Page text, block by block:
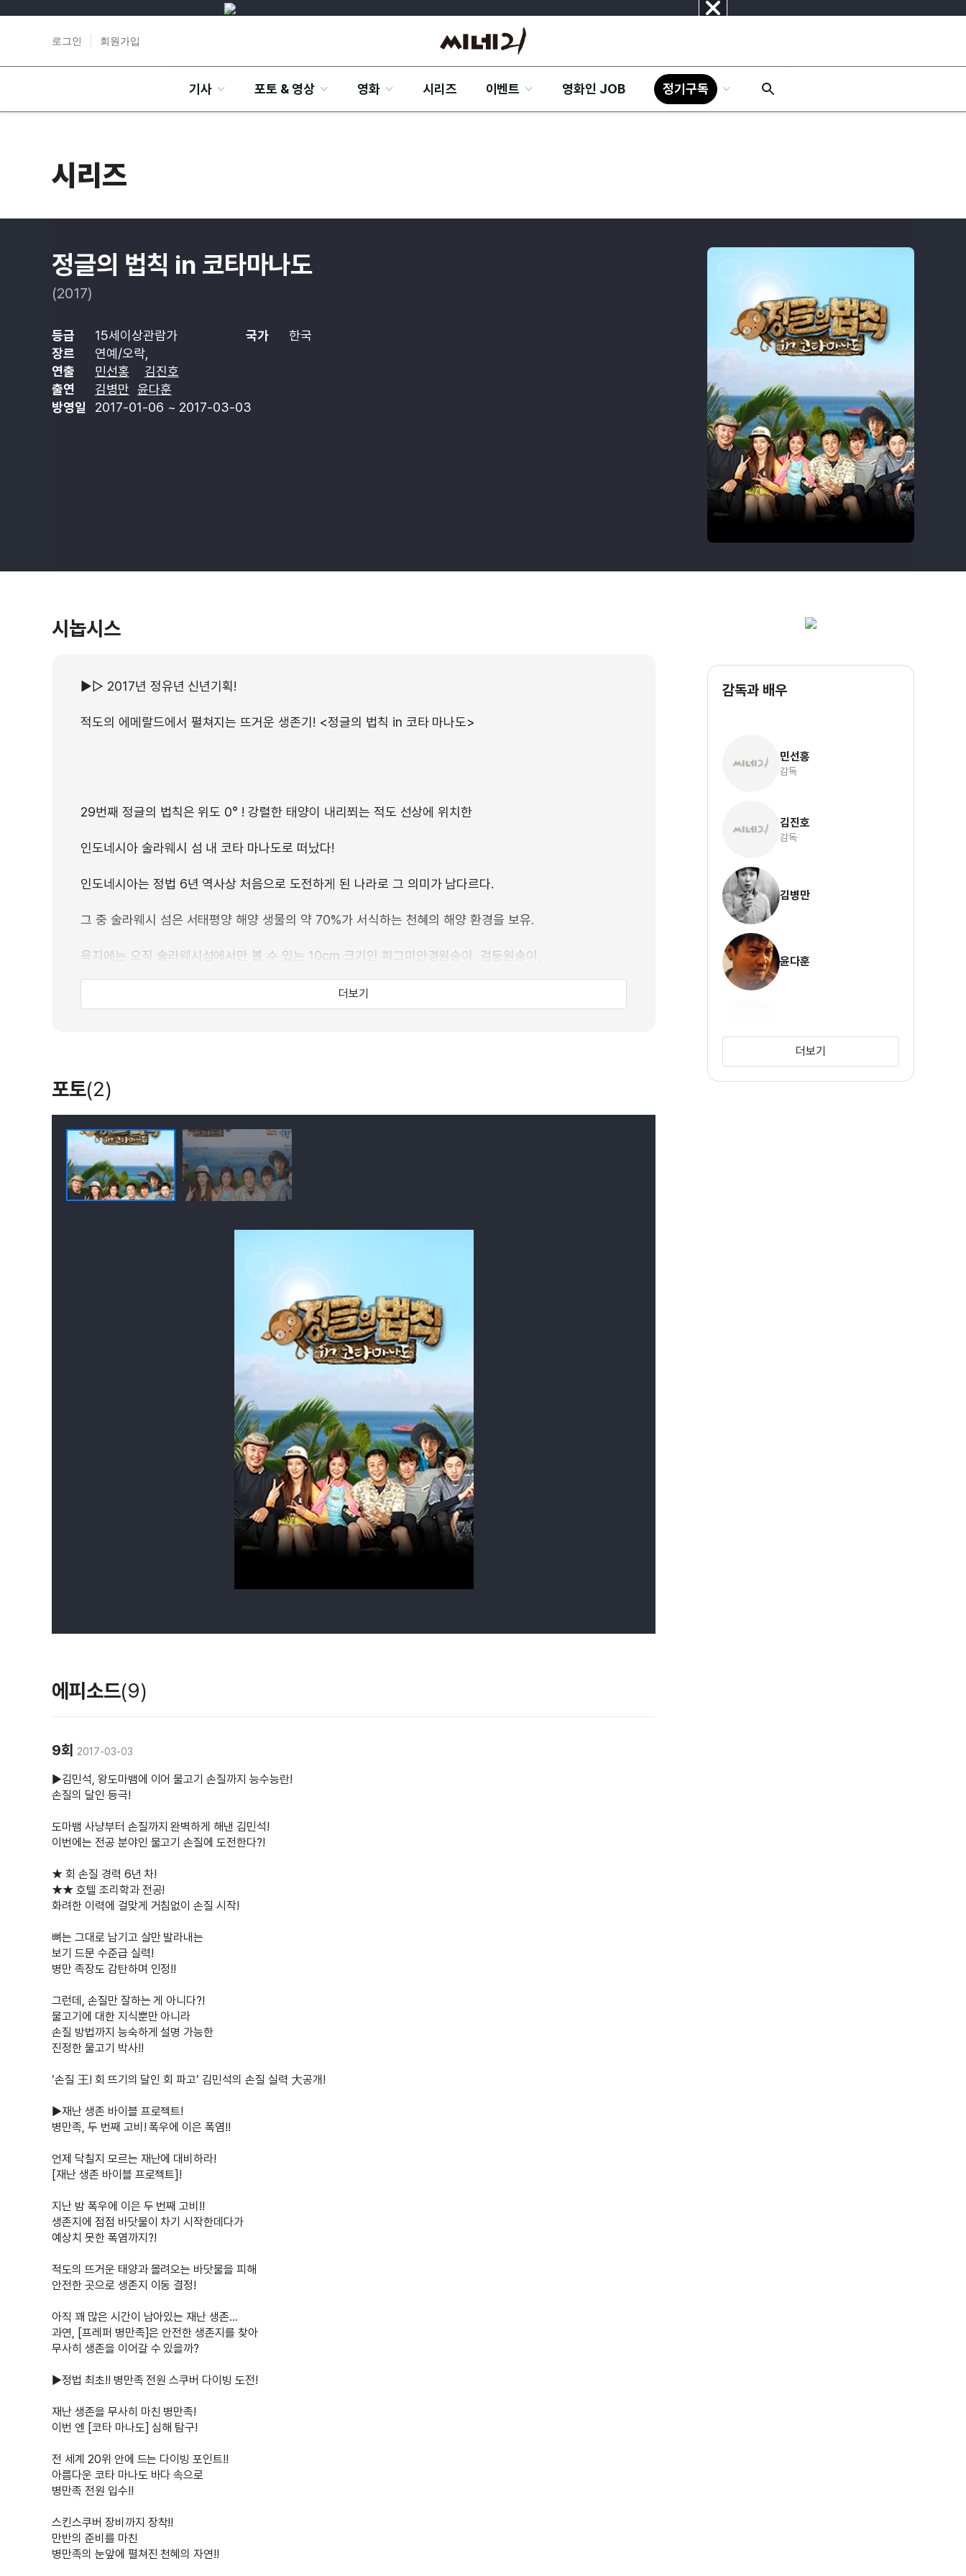
닫
로그인 회원가입
기사 포토 & 영상 영화 시리즈 이벤트 영화인 JOB 정기구독
시리즈
정글의 법칙 in 코타마나도
(2017)
등급 15세이상관람가 국가
한국
장르
연예/오락,
연출
민선홍
김진호
출연
김병만 윤다훈
방영일
2017-01-06 ~ 2017-03-03
시놉시스
▶▷ 2017년 정유년 신년기획!
적도의 에메랄드에서 펼쳐지는 뜨거운 생존기! <정글의 법칙 in 코타 마나도>
29번째 정글의 법칙은 위도 0° ! 강렬한 태양이 내리쬐는 적도 선상에 위치한
인도네시아 술라웨시 섬 내 코타 마나도로 떠났다!
인도네시아는 정법 6년 역사상 처음으로 도전하게 된 나라로 그 의미가 남다르다.
그 중 술라웨시 섬은 서태평양 해양 생물의 약 70%가 서식하는 천혜의 해양 환경을 보유.
육지에는 오직 술라웨시섬에서만 볼 수 있는 10cm 크기인 피그미안경원숭이, 검둥원숭이,
술라웨시곰쿠스쿠스, 북술라웨시바비루사, 셀레베스들소, 술라웨시혼빌 등 수십 가지가 넘는
▶▶ 전반전 병만족
<2017년을 이끌어갈 7인의 라이징 스타>들만 모았다!
남자 아이돌 부문에는 ‘기록소년단’으로 불리며 가요계를 점령한 방탄소년단 ‘진’
여자 아이돌 부문에는 ‘광고계 블루칩’ 신흥 대세돌 우주소녀 ‘성소’
예능 부분에는 제2의 전성기를 누리는 ‘슬리피’와 ‘솔비’
배우 부문에는 ‘직진 국민 연하남’으로 불리며 여심을 저격한 ‘공명’
그리고 ‘줌마본능’을 자극하는 정법 역대 최고령 부족원 ‘윤다훈’으로 마무리 됐다.
이들은 생존 내내 밑도 끝도 없이 <철없는 정글 가족>처럼 극한의 생존기를 보여줄 예정이다.
후반전 병만족 콘셉트는 <정글에 함께할 친구를 소개합니다>
일명 <정.친.소> 특집으로 구성. 평소 연예계 절친들을 모았다.
먼저 김병만 족장의 절친으로는 <2016년 SBS 연예대상>에서
그다음으로는 <개그 커플>로서 환상의 콤비를 선보인 윤정수와 김영철.
마지막으로 <비주얼 커플>로는 모델돌 경리와 강태오로 구성됐다.
더보기
포토(2)
에피소드(9)
9회 2017-03-03
▶김민석, 왕도마뱀에 이어 물고기 손질까지 능수능란!
손질의 달인 등극!
도마뱀 사냥부터 손질까지 완벽하게 해낸 김민석!
이번에는 전공 분야인 물고기 손질에 도전한다?!
★ 회 손질 경력 6년 차!
★★ 호텔 조리학과 전공!
화려한 이력에 걸맞게 거침없이 손질 시작!
뼈는 그대로 남기고 살만 발라내는
보기 드문 수준급 실력!
병만 족장도 감탄하며 인정!!
그런데, 손질만 잘하는 게 아니다?!
물고기에 대한 지식뿐만 아니라
손질 방법까지 능숙하게 설명 가능한
진정한 물고기 박사!!
‘손질 王! 회 뜨기의 달인 회 파고’ 김민석의 손질 실력 大공개!
▶재난 생존 바이블 프로젝트!
병만족, 두 번째 고비! 폭우에 이은 폭염!!
언제 닥칠지 모르는 재난에 대비하라!
[재난 생존 바이블 프로젝트]!
지난 밤 폭우에 이은 두 번째 고비!!
생존지에 점점 바닷물이 차기 시작한데다가
예상치 못한 폭염까지?!
적도의 뜨거운 태양과 몰려오는 바닷물을 피해
안전한 곳으로 생존지 이동 결정!
아직 꽤 많은 시간이 남아있는 재난 생존...
과연, [프레퍼 병만족]은 안전한 생존지를 찾아
무사히 생존을 이어갈 수 있을까?
▶정법 최초!! 병만족 전원 스쿠버 다이빙 도전!
재난 생존을 무사히 마친 병만족!
이번 엔 [코타 마나도] 심해 탐구!
전 세계 20위 안에 드는 다이빙 포인트!!
아름다운 코타 마나도 바다 속으로
병만족 전원 입수!!
스킨스쿠버 장비까지 장착!!
만반의 준비를 마친
병만족의 눈앞에 펼쳐진 천혜의 자연!!
감독과 배우
민선홍
감독
김진호
감독
김병만
윤다훈
더보기